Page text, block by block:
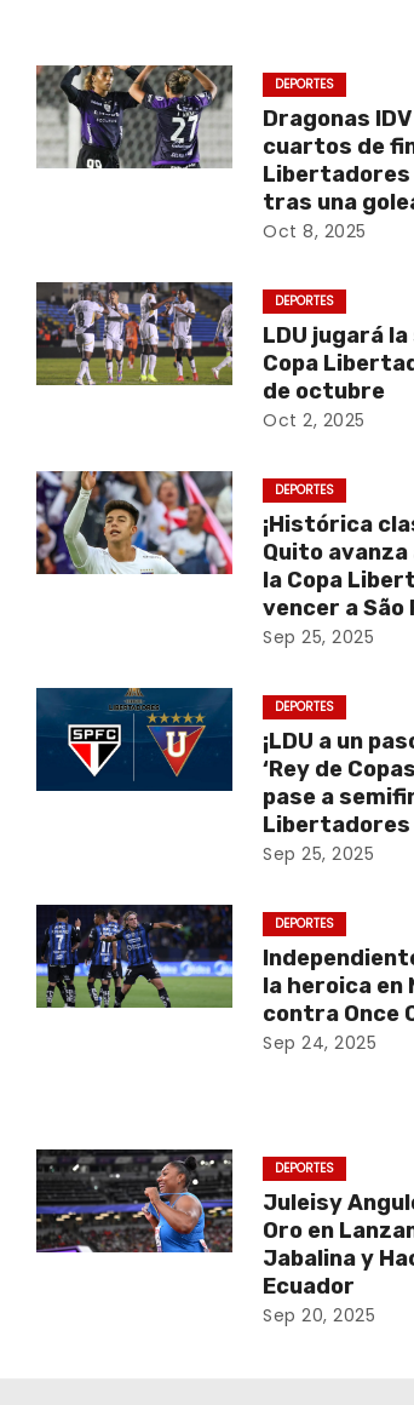
DEPORTES
Dragonas
cuartos de
Libertadores
tras una
Oct 8, 2025
DEPORTES
LDU jugará
Copa
de octubre
Oct 2, 2025
DEPORTES
¡Histórica
Quito
la Copa
vencer a São
Sep 25, 2025
DEPORTES
¡LDU a un
‘Rey de
pase a
Libertadores
Sep 25, 2025
DEPORTES
la heroica en
contra Once
Sep 24, 2025
DEPORTES
Juleisy
Oro en
Jabalina y
Ecuador
Sep 20, 2025